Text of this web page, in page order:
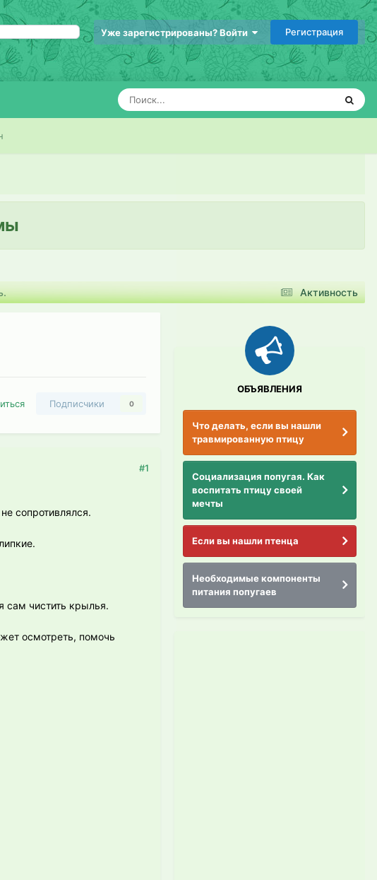
Уже зарегистрированы? Войти Регистрация
Активность
Подписчики 0
#1
сопротивлялся.
сам чистить крылья.
осмотреть, помочь
ОБЪЯВЛЕНИЯ
Что делать, если вы нашли
травмированную птицу
Социализация попугая. Как
воспитать птицу своей
мечты
Если вы нашли птенца
Необходимые компоненты
питания попугаев